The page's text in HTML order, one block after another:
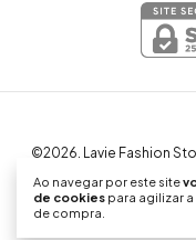
Ao navegar por este site
de cookies para agilizar
de compra.
©2026. Lavie Fashion